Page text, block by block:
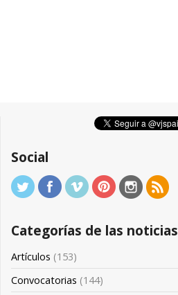
Social
Categorías de las noticias
Artículos (153)
Convocatorias (144)